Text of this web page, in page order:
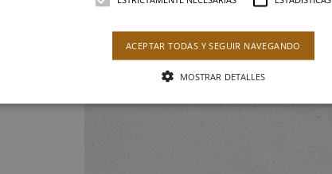
ACEPTAR TODAS Y SEGUIR NAVEGANDO
MOSTRAR DETALLES